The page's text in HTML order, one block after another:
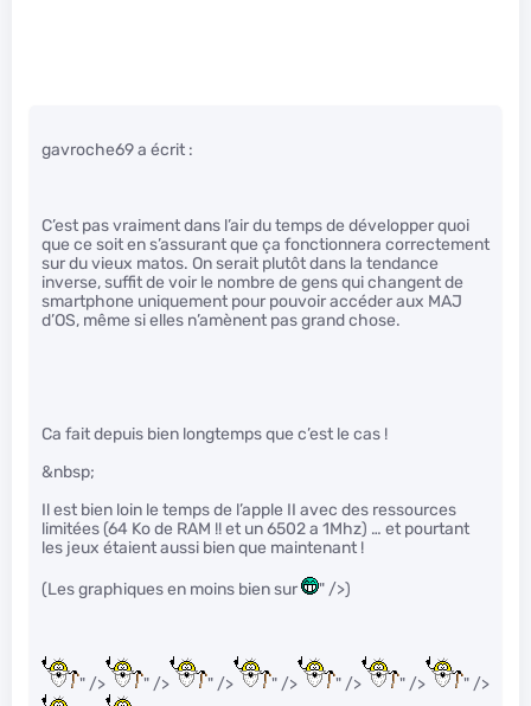
gavroche69 a écrit :
C’est pas vraiment dans l’air du temps de développer quoi
que ce soit en s’assurant que ça fonctionnera correctement
sur du vieux matos. On serait plutôt dans la tendance
inverse, suffit de voir le nombre de gens qui changent de
smartphone uniquement pour pouvoir accéder aux MAJ
d’OS, même si elles n’amènent pas grand chose.
Ca fait depuis bien longtemps que c’est le cas !
&nbsp;
Il est bien loin le temps de l’apple II avec des ressources
limitées (64 Ko de RAM !! et un 6502 a 1Mhz) … et pourtant
les jeux étaient aussi bien que maintenant !
(Les graphiques en moins bien sur " />)
" /> " /> " /> " /> " /> " /> " />